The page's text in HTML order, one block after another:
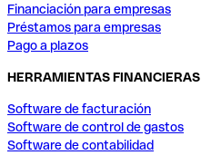
Financiación para empresas
Préstamos para empresas
Pago a plazos
HERRAMIENTAS FINANCIERAS
Software de facturación
Software de control de gastos
Software de contabilidad